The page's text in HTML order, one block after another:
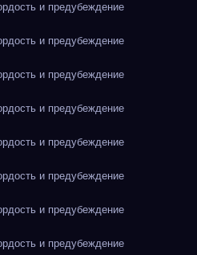
и предубеждение
и предубеждение
и предубеждение
и предубеждение
и предубеждение
и предубеждение
и предубеждение
и предубеждение